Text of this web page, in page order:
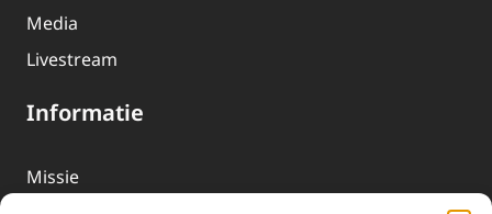
Media
Livestream
Informatie
Missie